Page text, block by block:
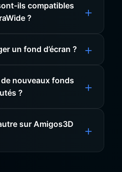
ils compatibles
?
un fond d’écran ?
nouveaux fonds
?
sur Amigos3D